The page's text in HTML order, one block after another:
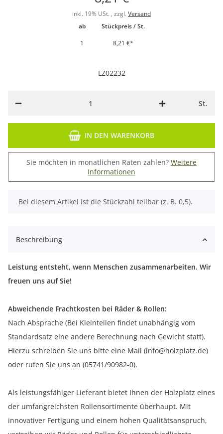
inkl. 19% USt. , zzgl. Versand
ab
Stückpreis / St.
1
8,21 €*
LZ02232
St.
IN DEN WARENKORB
Sie möchten in monatlichen Raten zahlen? Weitere
Informationen
x
Bei diesem Artikel ist die Stückzahl teilbar (z. B. 0,5).
Beschreibung
Leistung entsteht, wenn Menschen zusammenarbeiten. Wir
freuen uns auf Sie!
Abweichende Frachtkosten bei Räder & Rollen:
Nach Absprache (Bei Kleinteilen findet unabhängig vom
Standardsatz eine andere Berechnung nach Gewicht statt).
Hierzu schreiben Sie uns bitte eine Mail (info@holzplatz.de)
oder rufen Sie uns an (05741/90982-0).
Als leistungsfähiger Lieferant bietet Ihnen der Holzplatz eines
der umfangreichsten Rollensortimente überhaupt. Mit
innovativer Fertigung und einem hohen Qualitätsanspruch,